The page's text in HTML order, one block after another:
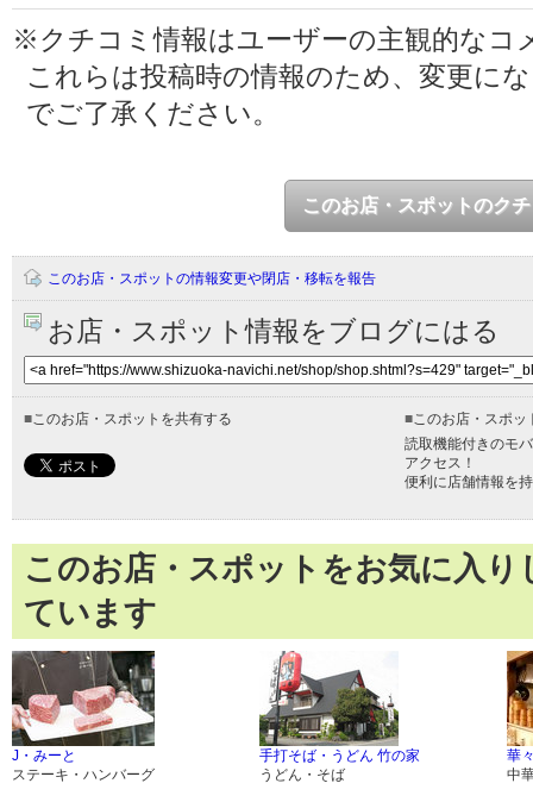
※クチコミ情報はユーザーの主観的なコ
これらは投稿時の情報のため、変更に
でご了承ください。
このお店・スポットのク
このお店・スポットの情報変更や閉店・移転を報告
お店・スポット情報をブログにはる
■このお店・スポットを共有する ■このお店・スポッ
読取機能付きのモ
アクセス！
便利に店舗情報を
このお店・スポットをお気に入
ています
J・みーと
ステーキ・ハンバーグ
手打そば・うどん 竹の家
うどん・そば
華
中